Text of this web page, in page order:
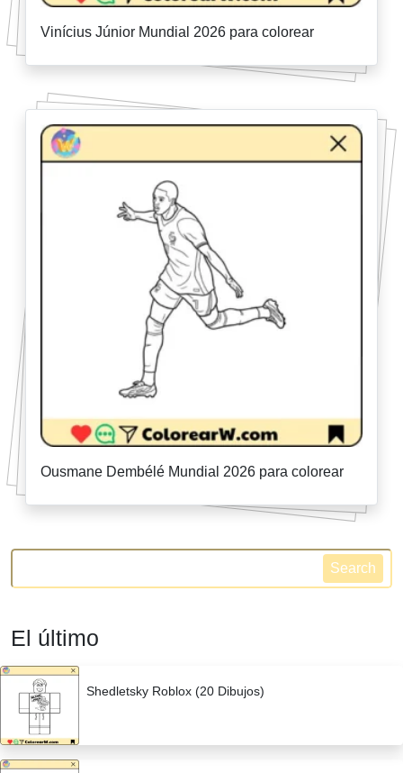
Vinícius Júnior Mundial 2026 para colorear
Ousmane Dembélé Mundial 2026 para colorear
Search
El último
Shedletsky Roblox (20 Dibujos)